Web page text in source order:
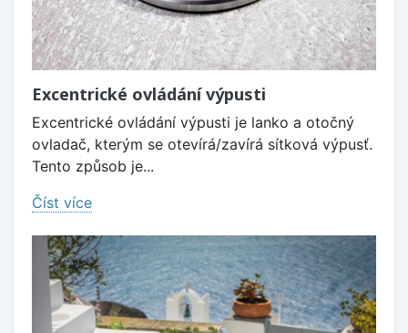
Excentrické ovládání výpusti
Excentrické ovládání výpusti je lanko a otočný
ovladač, kterým se otevírá/zavírá sítková výpusť.
Tento způsob je...
Číst více